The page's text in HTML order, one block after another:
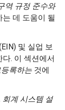
역 규정 준수와
데 도움이 될
및 실업 보
. 이 섹션에서
등록하는 것에
회계 시스템 설